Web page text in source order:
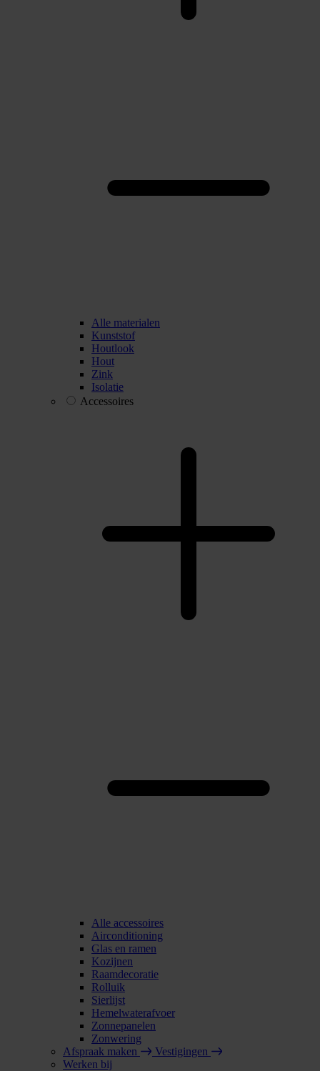
Alle materialen
Kunststof
Houtlook
Hout
Zink
Isolatie
Accessoires
Alle accessoires
Airconditioning
Glas en ramen
Kozijnen
Raamdecoratie
Rolluik
Sierlijst
Hemelwaterafvoer
Zonnepanelen
Zonwering
Afspraak maken
Vestigingen
Werken bij